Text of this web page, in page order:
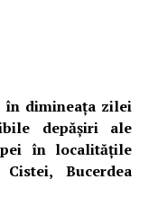
în dimineața zilei
depășiri ale
în localitățile
Bucerdea